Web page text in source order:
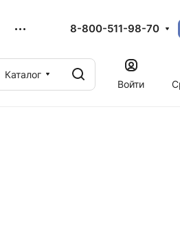
8-800-511-98-70
Каталог
Войти